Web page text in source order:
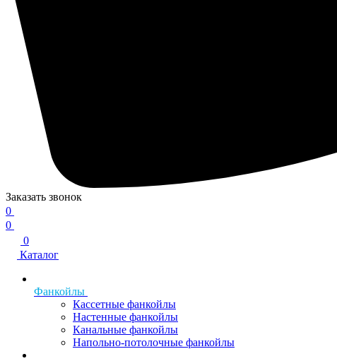
Заказать звонок
0
0
0
Каталог
Фанкойлы
Кассетные фанкойлы
Настенные фанкойлы
Канальные фанкойлы
Напольно-потолочные фанкойлы